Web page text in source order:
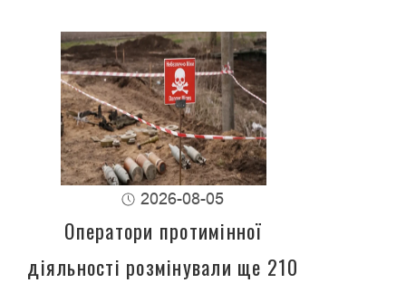
2026-08-05
Оператори протимінної
діяльності розмінували ще 210